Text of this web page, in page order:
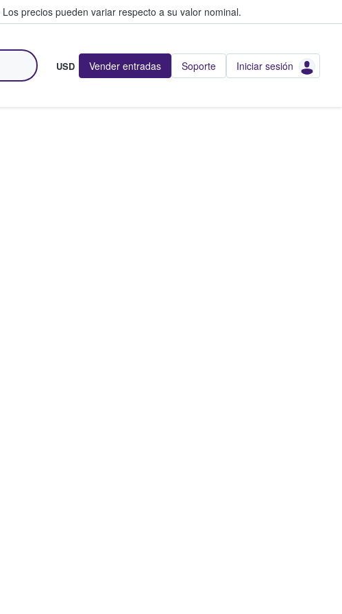
Los precios pueden variar respecto a su valor nominal.
USD Vender entradas Soporte Iniciar sesión